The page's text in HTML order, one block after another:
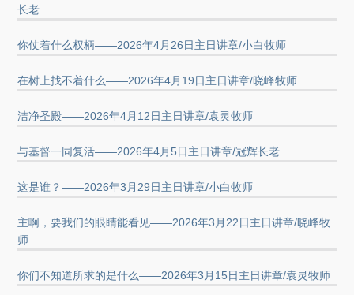
长老
你仗着什么权柄——2026年4月26日主日讲章/小白牧师
在树上找不着什么——2026年4月19日主日讲章/晓峰牧师
洁净圣殿——2026年4月12日主日讲章/袁灵牧师
与基督一同复活——2026年4月5日主日讲章/冠辉长老
这是谁？——2026年3月29日主日讲章/小白牧师
主啊，要我们的眼睛能看见——2026年3月22日主日讲章/晓峰牧
师
你们不知道所求的是什么——2026年3月15日主日讲章/袁灵牧师